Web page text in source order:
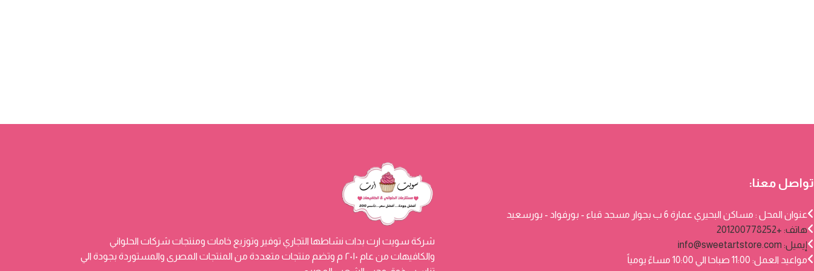
شركة سويت ارت بدات نشاطها التجاري توفير وتوزيع خامات ومنتجات شركات الحلواني
والكافيهات من عام ٢٠١٠ م وتضم منتجات متعددة من المنتجات المصرى والمستوردة بجودة الي
تواصل معنا:
عنوان المحل : مساكن البحيري عمارة 6 ب بجوار مسجد قباء - بورفواد - بورسعيد
هاتف: +201200778252
إيميل: info@sweetartstore.com
مواعيد العمل: 11:00 صباحا الي 10:00 مساءً يومياً